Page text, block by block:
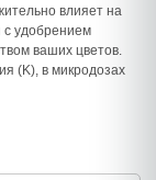
влияет на
с удобрением
ваших цветов.
(K), в микродозах